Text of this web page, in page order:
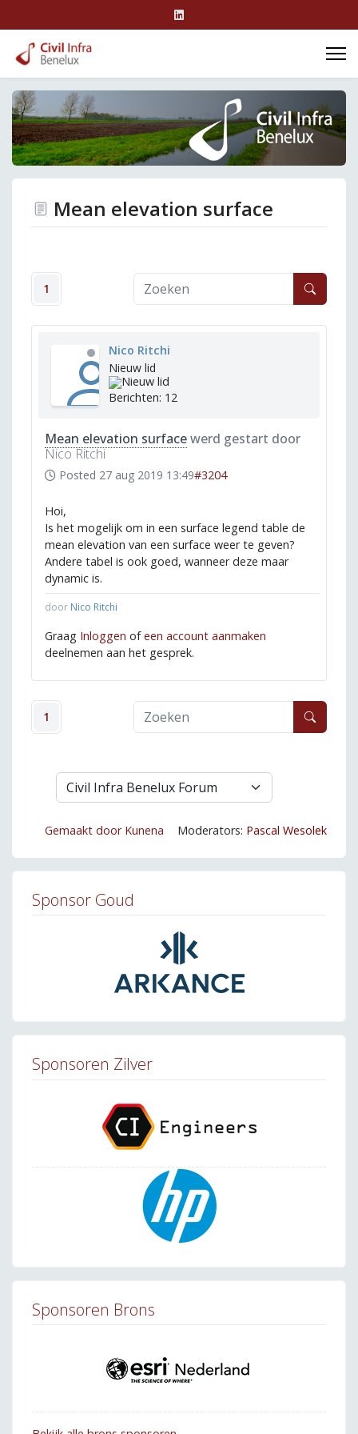
Mean elevation surface
1
Nico Ritchi
Nieuw lid
Berichten: 12
Mean elevation surfacewerd gestart door
Nico Ritchi
Posted 27 aug 2019 13:49#3204
Hoi,
Is het mogelijk om in een surface legend table de
mean elevation van een surface weer te geven?
Andere tabel is ook goed, wanneer deze maar
dynamic is.
door Nico Ritchi
Graag Inloggen ofeen account aanmaken
deelnemen aan het gesprek.
1
Moderators: Pascal Wesolek
Gemaakt door Kunena
Sponsor Goud
Sponsoren Zilver
Sponsoren Brons